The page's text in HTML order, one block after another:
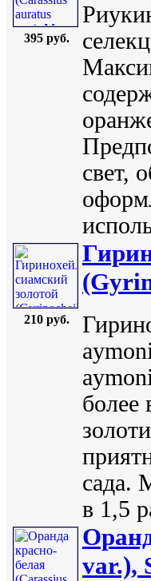
395 руб.
свет,
210 руб.
более
сада.
в 1,5
var.),